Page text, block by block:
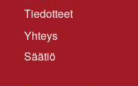
Tiedotteet
Yhteys
Säätiö